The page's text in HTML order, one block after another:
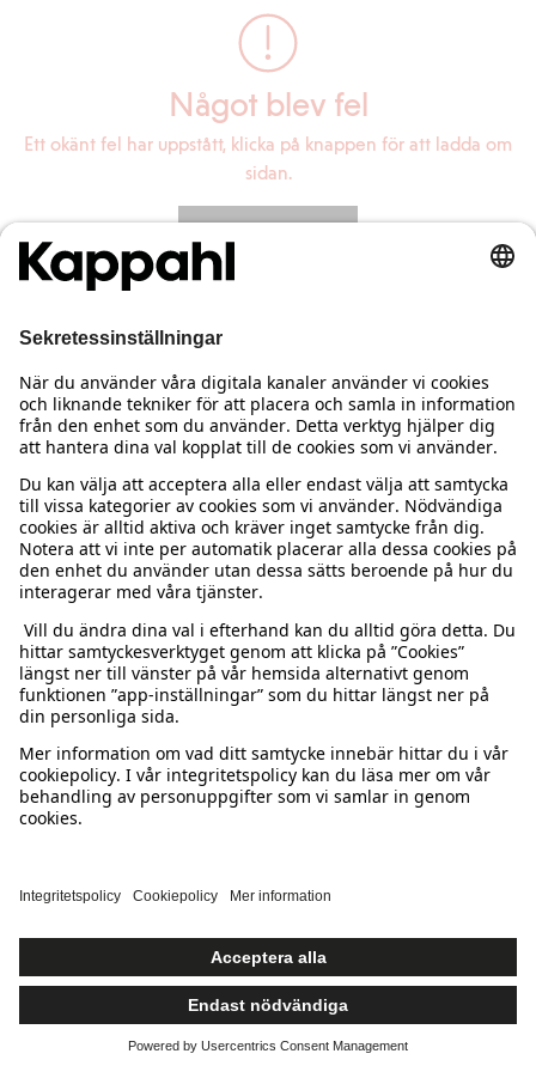
Något blev fel
Ett okänt fel har uppstått, klicka på knappen för att ladda om
sidan.